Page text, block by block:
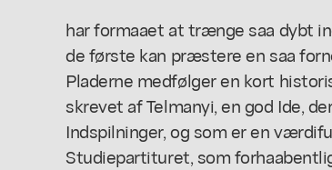
har formaaet at trænge saa dybt
de første kan præstere en saa
Pladerne medfølger en kort
skrevet af Telmanyi, en god Ide,
Indspilninger, og som er en
Studiepartituret, som